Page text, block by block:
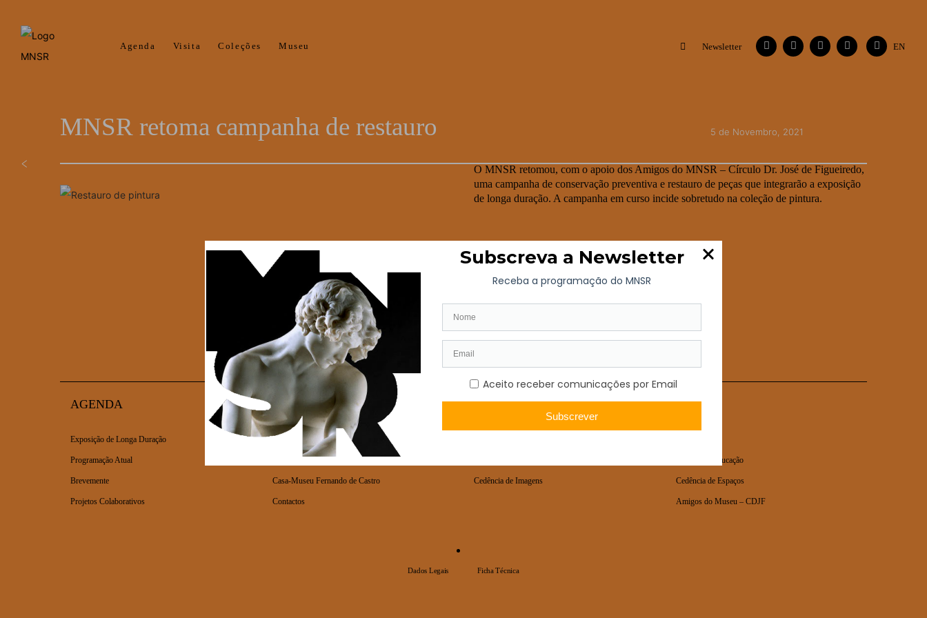
Agenda Visita Coleções Museu Newsletter FacebookInstagramVimeo Flickr Contactos
EN
MNSR retoma campanha de restauro 5 de Novembro, 2021
O MNSR retomou, com o apoio dos Amigos do MNSR – Círculo Dr. José de Figueiredo,
uma campanha de conservação preventiva e restauro de peças que integrarão a exposição
de longa duração. A campanha em curso incide sobretudo na coleção de pintura.
AGENDA
Exposição de Longa Duração
Programação Atual
Brevemente
Projetos Colaborativos
VISITA
Horário | Bilhética
Casa-Museu Fernando de Castro
Contactos
COLEÇÕES
Cedência de Imagens
MUSEU
Serviço de Educação
Cedência de Espaços
Amigos do Museu – CDJF
Dados Legais Ficha Técnica